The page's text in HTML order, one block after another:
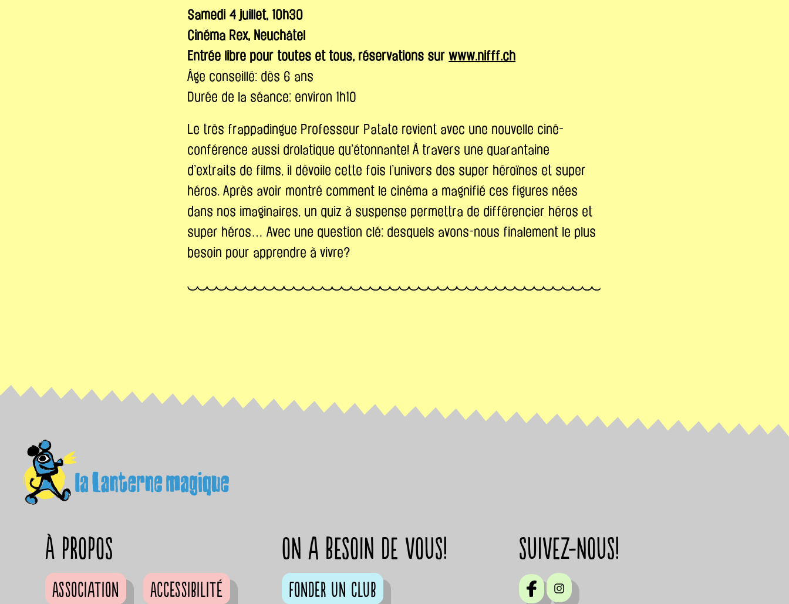
Samedi 4 juillet, 10h30
Cinéma Rex, Neuchâtel
Entrée libre pour toutes et tous, réservations surwww.nifff.ch
Âge conseillé: dès 6 ans
Durée de la séance: environ 1h10
Le très frappadingue Professeur Patate revient avec une nouvelle ciné-
conférence aussi drolatique qu’étonnante! À travers une quarantaine
d’extraits de films, il dévoile cette fois l’univers des super héroïnes et super
héros. Après avoir montré comment le cinéma a magnifié ces figures nées
dans nos imaginaires, un quiz à suspense permettra de différencier héros et
super héros… Avec une question clé: desquels avons-nous finalement le plus
besoin pour apprendre à vivre?
à propos
Association Accessibilité
on a besoin de vous!
Fonder un club
suivez-nous!